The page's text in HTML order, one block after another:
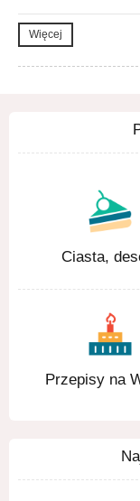
Więcej
Ciasta,
Przepisy na